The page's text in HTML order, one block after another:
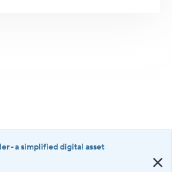
- a simplified digital asset